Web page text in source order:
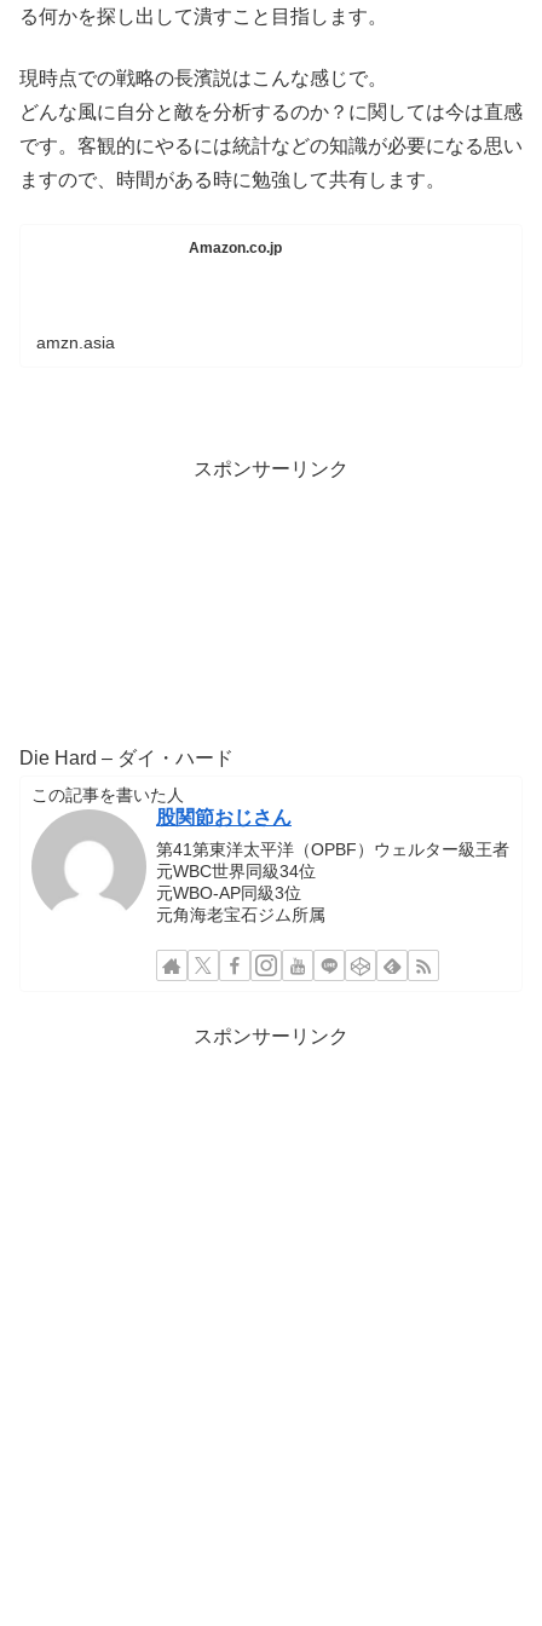
る何かを探し出して潰すこと目指します。
現時点での戦略の長濱説はこんな感じで。
どんな風に自分と敵を分析するのか？に関しては今は直感
です。客観的にやるには統計などの知識が必要になる思い
ますので、時間がある時に勉強して共有します。
Amazon.co.jp
amzn.asia
スポンサーリンク
Die Hard – ダイ・ハード
この記事を書いた人
股関節おじさん
第41第東洋太平洋（OPBF）ウェルター級王者
元WBC世界同級34位
元WBO-AP同級3位
元角海老宝石ジム所属
スポンサーリンク